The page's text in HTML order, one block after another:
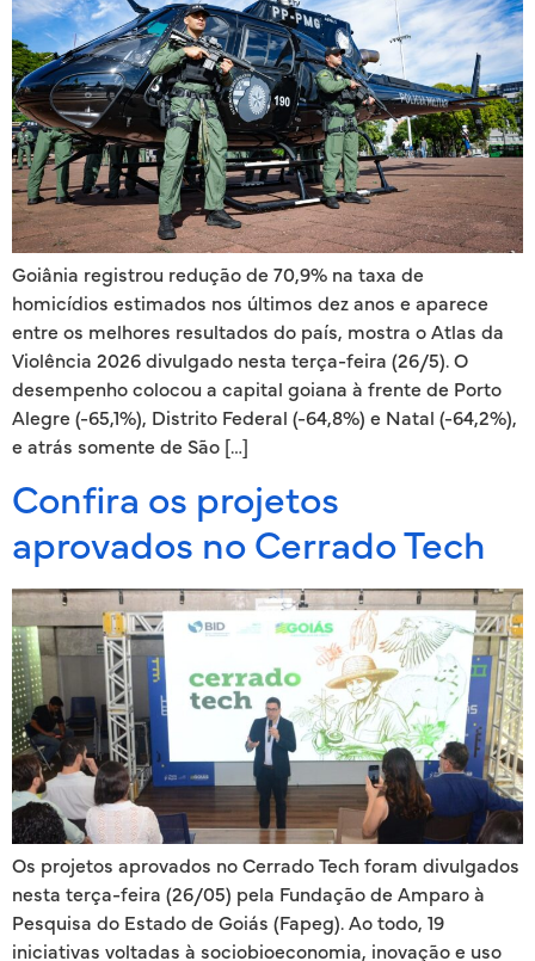
Goiânia registrou redução de 70,9% na taxa de
homicídios estimados nos últimos dez anos e aparece
entre os melhores resultados do país, mostra o Atlas da
Violência 2026 divulgado nesta terça-feira (26/5). O
desempenho colocou a capital goiana à frente de Porto
Alegre (-65,1%), Distrito Federal (-64,8%) e Natal (-64,2%),
e atrás somente de São […]
Confira os projetos
aprovados no Cerrado Tech
Os projetos aprovados no Cerrado Tech foram divulgados
nesta terça-feira (26/05) pela Fundação de Amparo à
Pesquisa do Estado de Goiás (Fapeg). Ao todo, 19
iniciativas voltadas à sociobioeconomia, inovação e uso